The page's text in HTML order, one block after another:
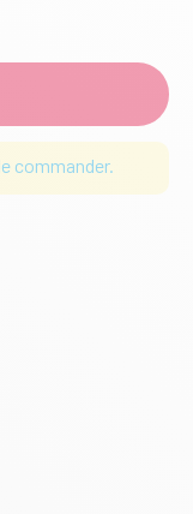
commander.